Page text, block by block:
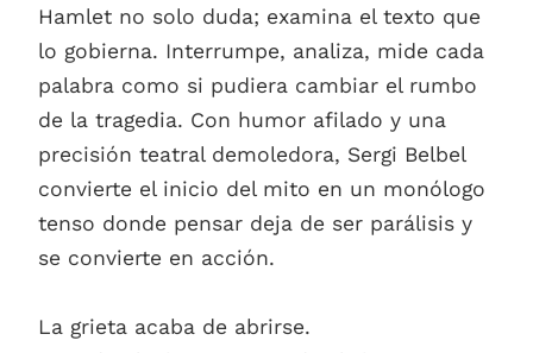
Hamlet no solo duda; examina el texto que
lo gobierna. Interrumpe, analiza, mide cada
palabra como si pudiera cambiar el rumbo
de la tragedia. Con humor afilado y una
precisión teatral demoledora, Sergi Belbel
convierte el inicio del mito en un monólogo
tenso donde pensar deja de ser parálisis y
se convierte en acción.
La grieta acaba de abrirse.